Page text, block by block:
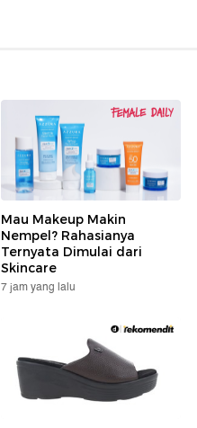
Mau Makeup Makin
Nempel? Rahasianya
Ternyata Dimulai dari
Skincare
7 jam yang lalu